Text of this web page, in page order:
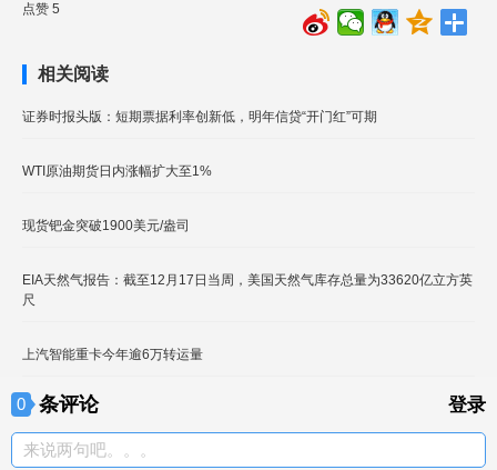
点赞 5
相关阅读
证券时报头版：短期票据利率创新低，明年信贷“开门红”可期
WTI原油期货日内涨幅扩大至1%
现货钯金突破1900美元/盎司
EIA天然气报告：截至12月17日当周，美国天然气库存总量为33620亿立方英
尺
上汽智能重卡今年逾6万转运量
0 条评论 登录
来说两句吧。。。